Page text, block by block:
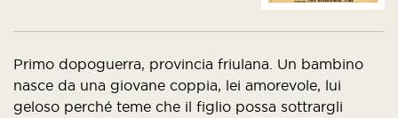
Primo dopoguerra, provincia friulana. Un bambino
nasce da una giovane coppia, lei amorevole, lui
geloso perché teme che il figlio possa sottrargli